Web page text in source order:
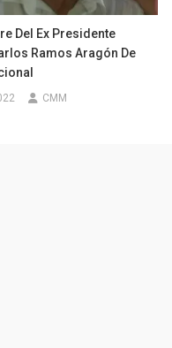
Del Ex Presidente
Ramos Aragón De
CMM